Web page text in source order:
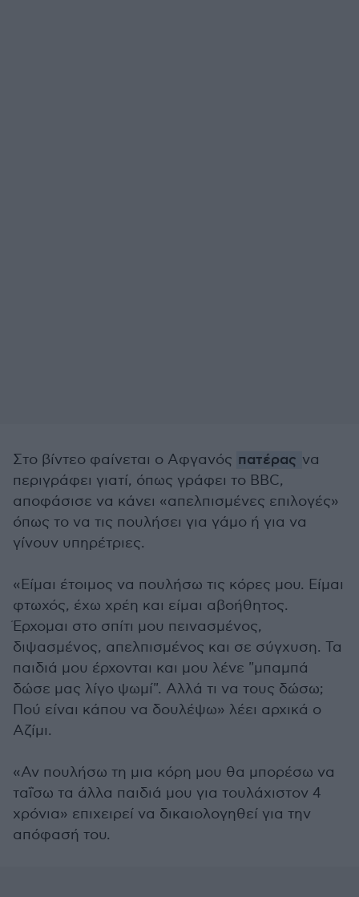
Στο βίντεο φαίνεται ο Αφγανός πατέρας να
περιγράφει γιατί, όπως γράφει το BBC,
αποφάσισε να κάνει «απελπισμένες επιλογές»
όπως το να τις πουλήσει για γάμο ή για να
γίνουν υπηρέτριες.
«Είμαι έτοιμος να πουλήσω τις κόρες μου. Είμαι
φτωχός, έχω χρέη και είμαι αβοήθητος.
Έρχομαι στο σπίτι μου πεινασμένος,
διψασμένος, απελπισμένος και σε σύγχυση. Τα
παιδιά μου έρχονται και μου λένε "μπαμπά
δώσε μας λίγο ψωμί". Αλλά τι να τους δώσω;
Πού είναι κάπου να δουλέψω» λέει αρχικά ο
Αζίμι.
«Αν πουλήσω τη μια κόρη μου θα μπορέσω να
ταΐσω τα άλλα παιδιά μου για τουλάχιστον 4
χρόνια» επιχειρεί να δικαιολογηθεί για την
απόφασή του.